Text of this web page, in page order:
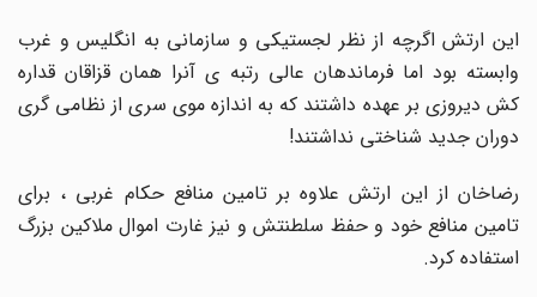
این ارتش اگرچه از نظر لجستیکی و سازمانی به انگلیس و غرب
وابسته بود اما فرماندهان عالی رتبه ی آنرا همان قزاقان قداره
کش دیروزی بر عهده داشتند که به اندازه موی سری از نظامی گری
دوران جدید شناختی نداشتند!
رضاخان از این ارتش علاوه بر تامین منافع حکام غربی ، برای
تامین منافع خود و حفظ سلطنتش و نیز غارت اموال ملاکین بزرگ
استفاده کرد.